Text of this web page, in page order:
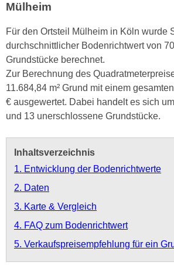
Mülheim
Für den Ortsteil Mülheim in Köln wurde
durchschnittlicher Bodenrichtwert von
Grundstücke berechnet.
Zur Berechnung des
11.684,84 m² Grund mit einem
€ ausgewertet. Dabei handelt es sich
und 13 unerschlossene Grundstücke.
Inhaltsverzeichnis
1. Entwicklung der Bodenrichtwerte
2. Daten
3. Karte & Vergleich
4. FAQ zum Bodenrichtwert
5. Verkaufspreisempfehlung für ein